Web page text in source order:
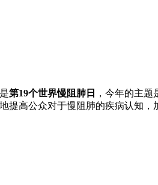
第19个世界慢阻肺日
，今年的主
提高公众对于慢阻肺的疾病认知